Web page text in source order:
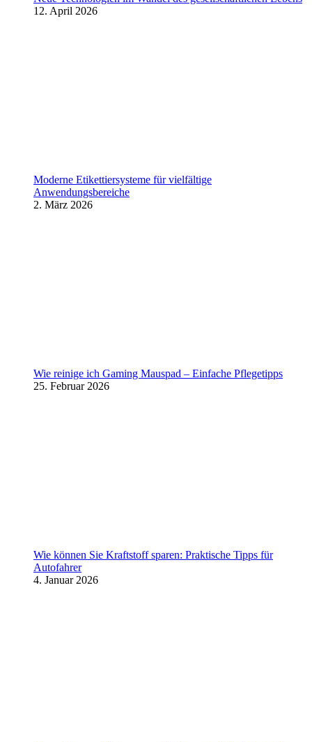
12. April 2026
Moderne Etikettiersysteme für vielfältige
Anwendungsbereiche
2. März 2026
Wie reinige ich Gaming Mauspad – Einfache Pflegetipps
25. Februar 2026
Wie können Sie Kraftstoff sparen: Praktische Tipps für
Autofahrer
4. Januar 2026